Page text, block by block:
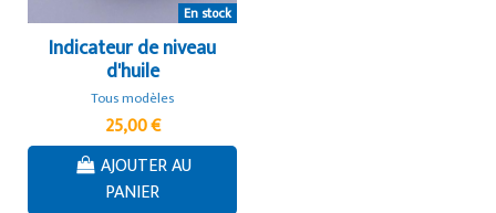
En stock
Indicateur de niveau
d'huile
Tous modèles
25,00 €
AJOUTER AU
PANIER